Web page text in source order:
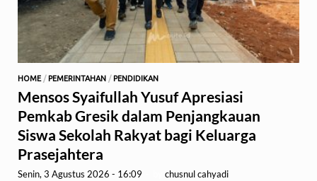
HOME / PEMERINTAHAN / PENDIDIKAN
Mensos Syaifullah Yusuf Apresiasi
Pemkab Gresik dalam Penjangkauan
Siswa Sekolah Rakyat bagi Keluarga
Prasejahtera
Senin, 3 Agustus 2026 - 16:09 chusnul cahyadi